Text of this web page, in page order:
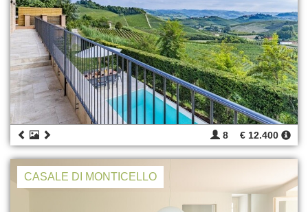
8 € 12.400
CASALE DI MONTICELLO